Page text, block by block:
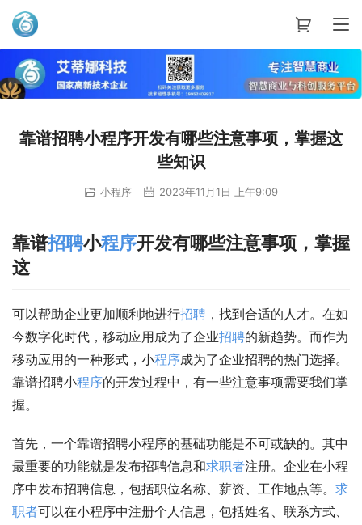
艾蒂娜科技
靠谱招聘小程序开发有哪些注意事项，掌握这
些知识
小程序 2023年11月1日 上午9:09
靠谱招聘小程序开发有哪些注意事项，掌握
这
可以帮助企业更加顺利地进行招聘 ，找到合适的人才。在如
今数字化时代，移动应用成为了企业招聘的新趋势。而作为
移动应用的一种形式，小程序成为了企业招聘的热门选择。
靠谱招聘小程序的开发过程中，有一些注意事项需要我们掌
握。
首先，一个靠谱招聘小程序的基础功能是不可或缺的。其中
最重要的功能就是发布招聘信息和求职者注册。企业在小程
序中发布招聘信息，包括职位名称、薪资、工作地点等。 求
职者可以在小程序中注册个人信息，包括姓名、联系方式、